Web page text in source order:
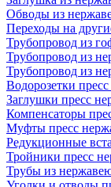
Обводы из
Переходы на
Трубопровод из
Трубопровод из
Трубопровод из
Водорозетки
Заглушки пресс
Компенсаторы
Муфты пресс
Редукционные
Тройники пресс
Трубы из